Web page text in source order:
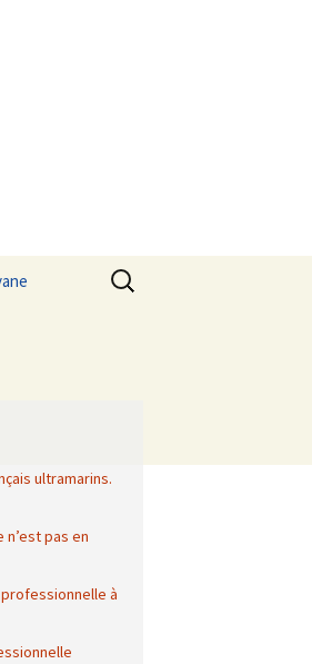
Rechercher :
ultramarins.
n’est pas en
à